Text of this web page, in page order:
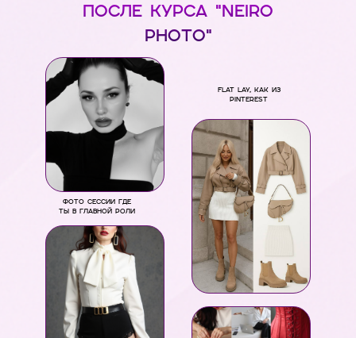
ПОСЛЕ КУРСА "NEIRO
PHOTO"
Фото сессии где
ты в главной роли
Flat lay, как из
Pinterest